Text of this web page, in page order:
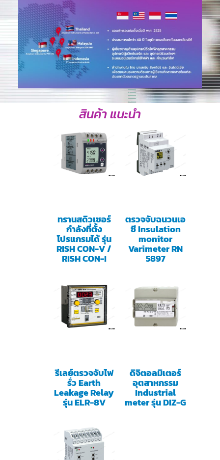
สินค้า แนะนำ
ทรานสดิวเซอร์
กำลังที่ตั้ง
โปรแกรมได้ รุ่น
RISH CON-V /
RISH CON-I
ตรวจจับฉนวนเอ
ซี Insulation
monitor
Varimeter RN
5897
รีเลย์ตรวจจับไฟ
รั่ว Earth
Leakage Relay
รุ่น ELR-8V
ดิจิตอลมิเตอร์
อุตสาหกรรม
Industrial
meter รุ่น DIZ-G